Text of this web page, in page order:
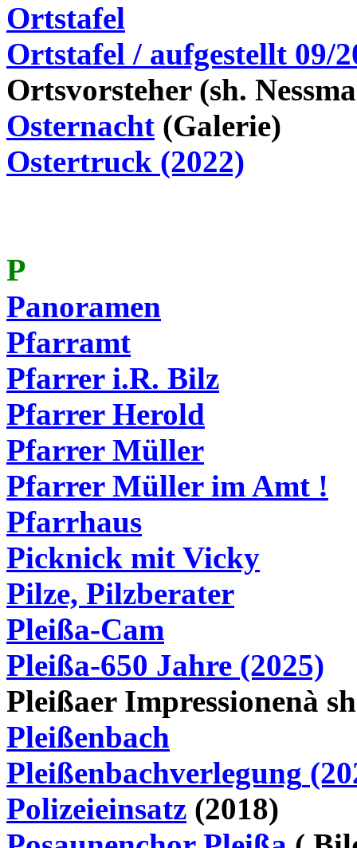
Ortstafel
Ortstafel / aufgestellt 09/
Ortsvorsteher (sh.
Osternacht (Galerie)
Ostertruck (2022)
P
Panoramen
Pfarramt
Pfarrer i.R. Bilz
Pfarrer Herold
Pfarrer Müller
Pfarrer Müller im Amt !
Pfarrhaus
Picknick mit Vicky
Pilze, Pilzberater
Pleißa-Cam
Pleißa-650 Jahre (2025)
Pleißaer Impressionenà
Pleißenbach
Pleißenbachverlegung
Polizeieinsatz (2018)